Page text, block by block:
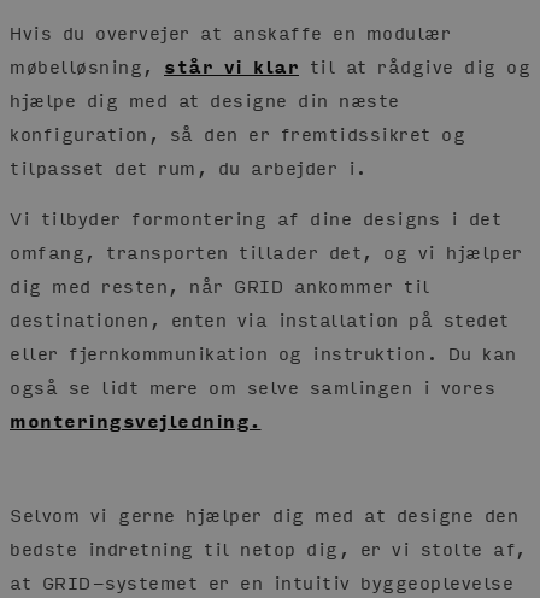
Hvis du overvejer at anskaffe en modulær
møbelløsning, står vi klar til at rådgive dig og
hjælpe dig med at designe din næste
konfiguration, så den er fremtidssikret og
tilpasset det rum, du arbejder i.
Vi tilbyder formontering af dine designs i det
omfang, transporten tillader det, og vi hjælper
dig med resten, når GRID ankommer til
destinationen, enten via installation på stedet
eller fjernkommunikation og instruktion. Du kan
også se lidt mere om selve samlingen i vores
monteringsvejledning.
Selvom vi gerne hjælper dig med at designe den
bedste indretning til netop dig, er vi stolte af,
at GRID-systemet er en intuitiv byggeoplevelse